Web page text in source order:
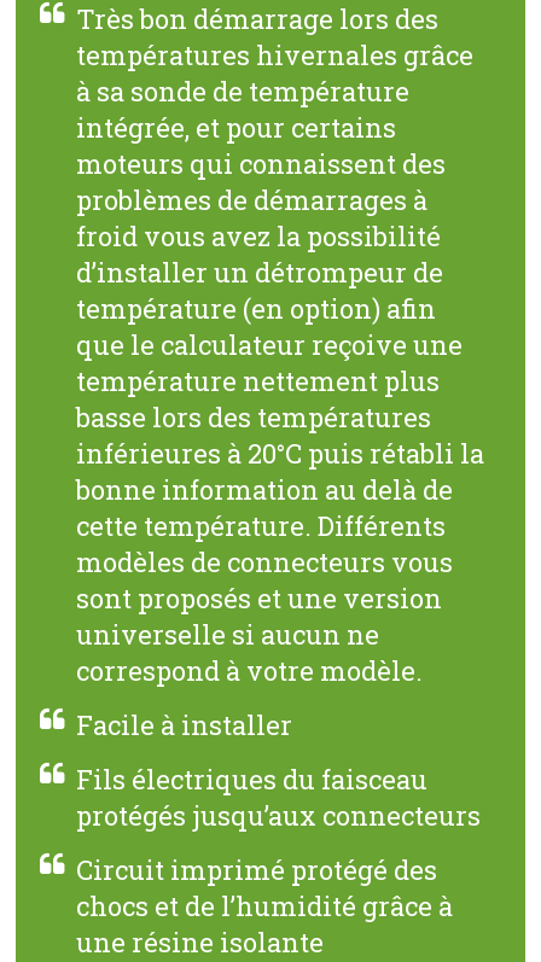
Très bon démarrage lors des
températures hivernales grâce
à sa sonde de température
intégrée, et pour certains
moteurs qui connaissent des
problèmes de démarrages à
froid vous avez la possibilité
d’installer un détrompeur de
température (en option) afin
que le calculateur reçoive une
température nettement plus
basse lors des températures
inférieures à 20°C puis rétabli la
bonne information au delà de
cette température. Différents
modèles de connecteurs vous
sont proposés et une version
universelle si aucun ne
correspond à votre modèle.
Facile à installer
Fils électriques du faisceau
protégés jusqu’aux connecteurs
Circuit imprimé protégé des
chocs et de l’humidité grâce à
une résine isolante